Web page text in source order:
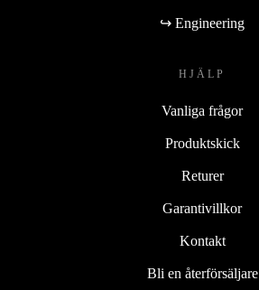
↪ Engineering
HJÄLP
Vanliga frågor
Produktskick
Returer
Garantivillkor
Kontakt
Bli en återförsäljare